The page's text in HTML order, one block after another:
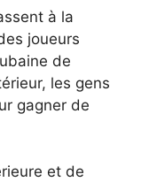
à la
joueurs
de
les gens
gagner de
et de